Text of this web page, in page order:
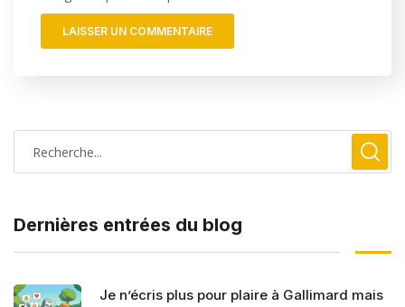
Dernières entrées du blog
Je n’écris plus pour plaire à Gallimard mais